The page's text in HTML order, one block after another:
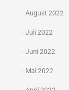
August 2022
Juli 2022
Juni 2022
Mai 2022